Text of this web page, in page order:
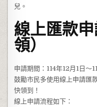
兒。
線上匯款
領）
申請期間：114年12月1日～
鼓勵市民多使用線上申請匯
快領到！
線上申請流程如下：